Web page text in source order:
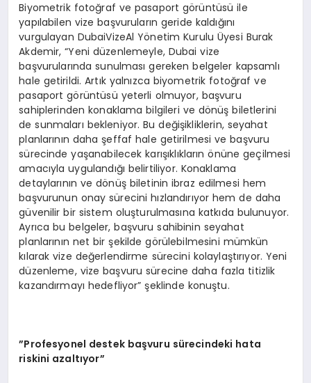
Biyometrik fotoğraf ve pasaport görüntüsü ile
yapılabilen vize başvuruların geride kaldığını
vurgulayan DubaiVizeAl Yönetim Kurulu Üyesi Burak
Akdemir, “Yeni düzenlemeyle, Dubai vize
başvurularında sunulması gereken belgeler kapsamlı
hale getirildi. Artık yalnızca biyometrik fotoğraf ve
pasaport görüntüsü yeterli olmuyor, başvuru
sahiplerinden konaklama bilgileri ve dönüş biletlerini
de sunmaları bekleniyor. Bu değişikliklerin, seyahat
planlarının daha şeffaf hale getirilmesi ve başvuru
sürecinde yaşanabilecek karışıklıkların önüne geçilmesi
amacıyla uygulandığı belirtiliyor. Konaklama
detaylarının ve dönüş biletinin ibraz edilmesi hem
başvurunun onay sürecini hızlandırıyor hem de daha
güvenilir bir sistem oluşturulmasına katkıda bulunuyor.
Ayrıca bu belgeler, başvuru sahibinin seyahat
planlarının net bir şekilde görülebilmesini mümkün
kılarak vize değerlendirme sürecini kolaylaştırıyor. Yeni
düzenleme, vize başvuru sürecine daha fazla titizlik
kazandırmayı hedefliyor” şeklinde konuştu.
”Profesyonel destek başvuru sürecindeki hata
riskini azaltıyor”